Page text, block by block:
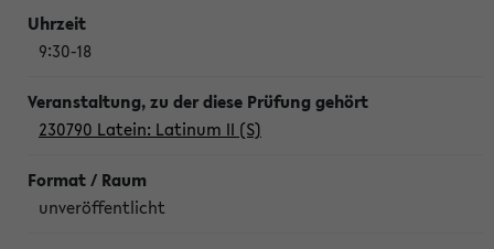
9:30-18
230790 Latein: Latinum II (S)
unveröffentlicht